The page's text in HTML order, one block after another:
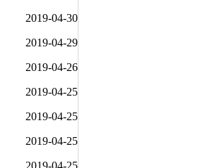
2019-04-30
2019-04-29
2019-04-26
2019-04-25
2019-04-25
2019-04-25
2019-04-25